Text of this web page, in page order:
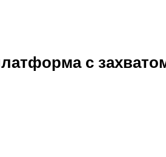
с